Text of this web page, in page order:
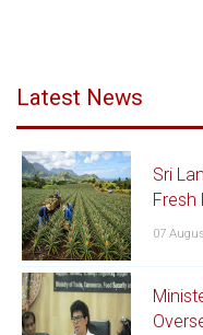
ප්‍රකාශයක් කිරීමට
තිබීමෙනි.මෙය අදාළ
සංගමය (EU)
රටවල් වෙත සිදු කරන
Latest News
Sri
Fresh
07